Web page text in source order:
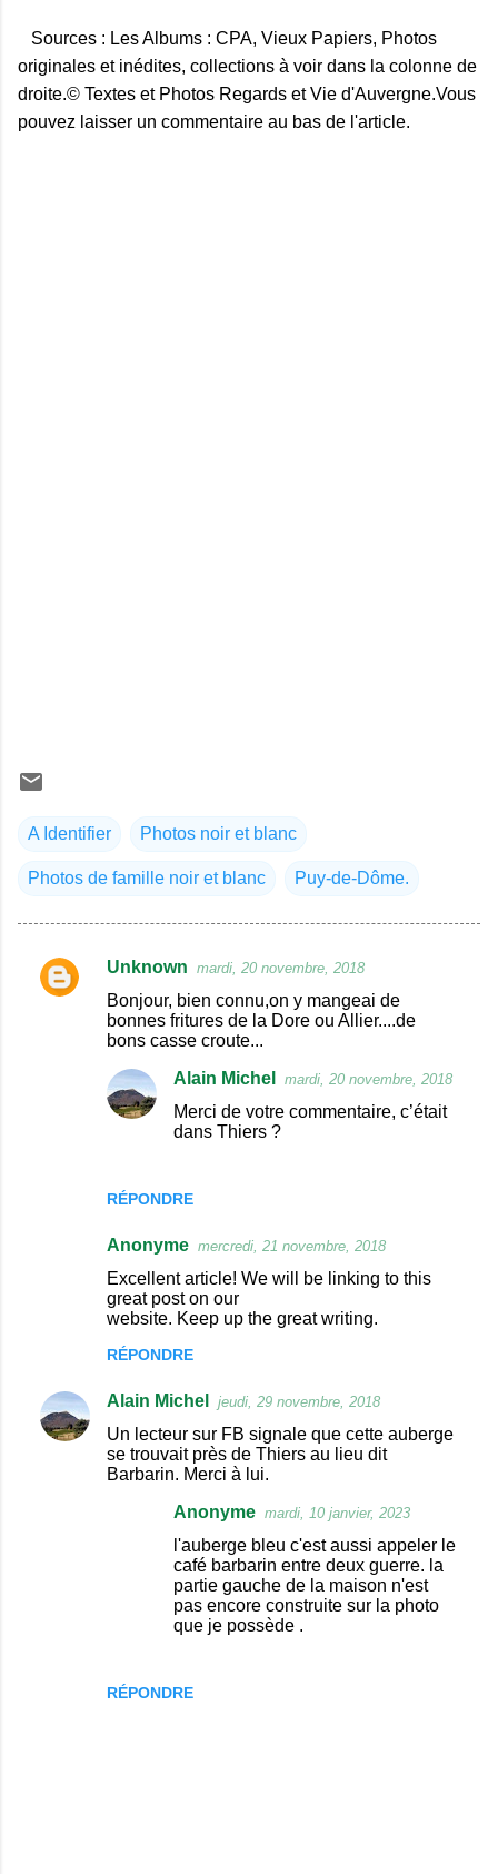
Sources : Les Albums : CPA, Vieux Papiers, Photos
originales et inédites, collections à voir dans la colonne de
droite.© Textes et Photos Regards et Vie d'Auvergne.Vous
pouvez laisser un commentaire au bas de l'article.
A Identifier Photos noir et blanc
Photos de famille noir et blanc Puy-de-Dôme.
C
Unknown mardi, 20 novembre, 2018
Bonjour, bien connu,on y mangeai de
bonnes fritures de la Dore ou Allier....de
bons casse croute...
RÉPONDRE
Alain Michel mardi, 20 novembre, 2018
Merci de votre commentaire, c’était
dans Thiers ?
Anonyme mercredi, 21 novembre, 2018
Excellent article! We will be linking to this
great post on our
website. Keep up the great writing.
RÉPONDRE
Alain Michel jeudi, 29 novembre, 2018
Un lecteur sur FB signale que cette auberge
se trouvait près de Thiers au lieu dit
Barbarin. Merci à lui.
RÉPONDRE
Anonyme mardi, 10 janvier, 2023
l'auberge bleu c'est aussi appeler le
café barbarin entre deux guerre. la
partie gauche de la maison n'est
pas encore construite sur la photo
que je possède .